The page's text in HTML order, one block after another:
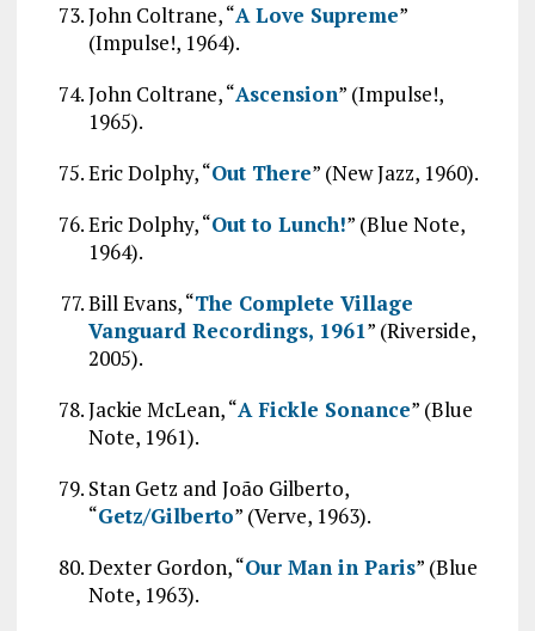
John Coltrane, “A Love Supreme”
(Impulse!, 1964).
John Coltrane, “Ascension” (Impulse!,
1965).
Eric Dolphy, “Out There” (New Jazz, 1960).
Eric Dolphy, “Out to Lunch!” (Blue Note,
1964).
Bill Evans, “The Complete Village
Vanguard Recordings, 1961” (Riverside,
2005).
Jackie McLean, “A Fickle Sonance” (Blue
Note, 1961).
Stan Getz and João Gilberto,
“Getz/Gilberto” (Verve, 1963).
Dexter Gordon, “Our Man in Paris” (Blue
Note, 1963).